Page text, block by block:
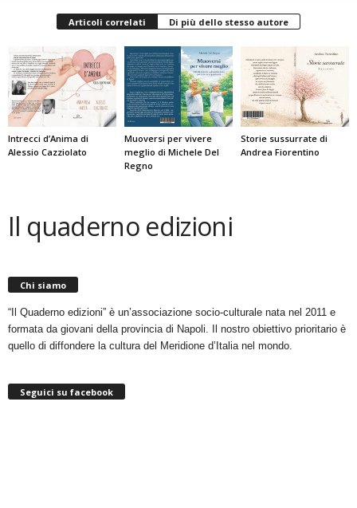
Articoli correlati Di più dello stesso autore
Intrecci d’Anima di
Alessio Cazziolato
Muoversi per vivere
meglio di Michele Del
Regno
Storie sussurrate di
Andrea Fiorentino
Il quaderno edizioni
Chi siamo
“Il Quaderno edizioni” è un’associazione socio-culturale nata nel 2011 e
formata da giovani della provincia di Napoli. Il nostro obiettivo prioritario è
quello di diffondere la cultura del Meridione d’Italia nel mondo.
Seguici su facebook